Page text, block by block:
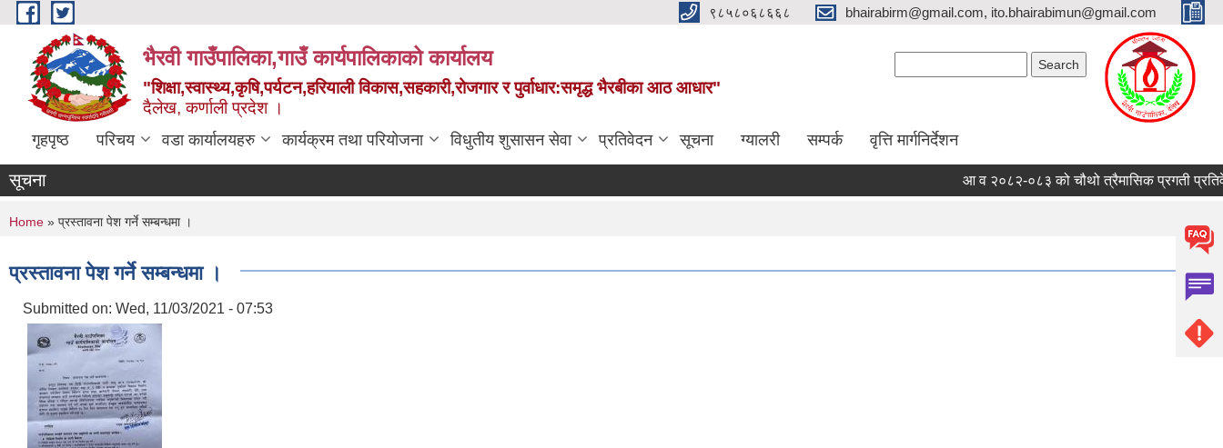
Skip to main content ९८५८०६८६६८ bhairabirm@gmail.com, ito.bhairabimun@gmail.com
भैरवी गाउँपालिका,गाउँ कार्यपालिकाको कार्यालय
"शिक्षा,स्वास्थ्य,कृषि,पर्यटन,हरियाली विकास,सहकारी,रोजगार र पुर्वाधार:समृद्ध भैरबीका आठ आधार"
दैलेख, कर्णाली प्रदेश ।
गृहपृष्ठ परिचय वडा कार्यालयहरु कार्यक्रम तथा परियोजना विधुतीय शुसासन सेवा प्रतिवेदन सूचना ग्यालरी सम्पर्क वृत्ति मार्गनिर्देशन
सूचना आ व २०८२-०८३ को चौथो त्रैमासिक प्रगती प्रतिवेदन
You are here
Home » प्रस्तावना पेश गर्ने सम्बन्धमा ।
प्रस्तावना पेश गर्ने सम्बन्धमा ।
Submitted on: Wed, 11/03/2021 - 07:53